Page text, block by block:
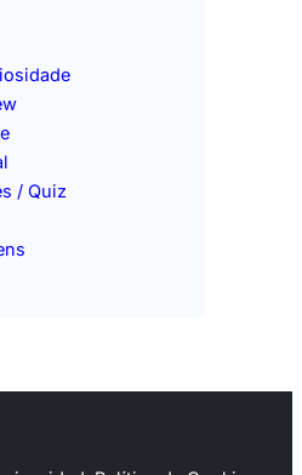
/ Quiz